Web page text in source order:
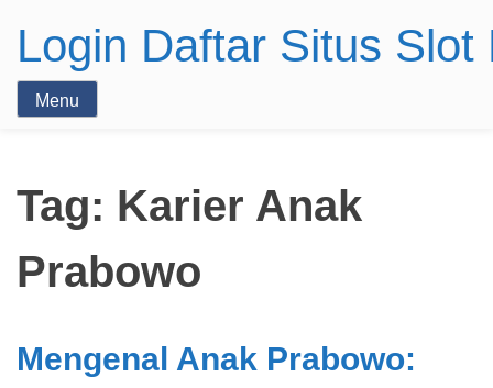
Login Daftar Situs Slot
Menu
Tag: Karier Anak
Prabowo
Mengenal Anak Prabowo: